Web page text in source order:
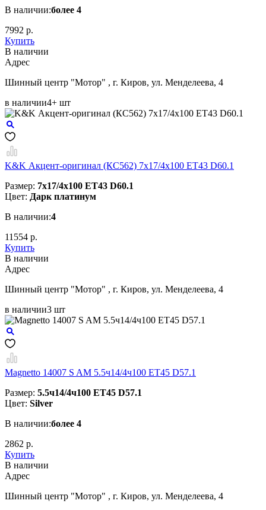
В наличии:более 4
7992 р.
Купить
В наличии
Aдрес
Шинный центр "Мотор" , г. Киров, ул. Менделеева, 4
в наличии4+ шт
K&K Акцент-оригинал (КС562) 7x17/4x100 ET43 D60.1
Размер: 7x17/4x100 ET43 D60.1
Цвет: Дарк платинум
В наличии:4
11554 р.
Купить
В наличии
Aдрес
Шинный центр "Мотор" , г. Киров, ул. Менделеева, 4
в наличии3 шт
Magnetto 14007 S AM 5.5ч14/4ч100 ET45 D57.1
Размер: 5.5ч14/4ч100 ET45 D57.1
Цвет: Silver
В наличии:более 4
2862 р.
Купить
В наличии
Aдрес
Шинный центр "Мотор" , г. Киров, ул. Менделеева, 4